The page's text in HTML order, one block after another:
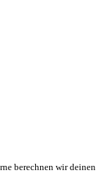
berechnen wir deinen